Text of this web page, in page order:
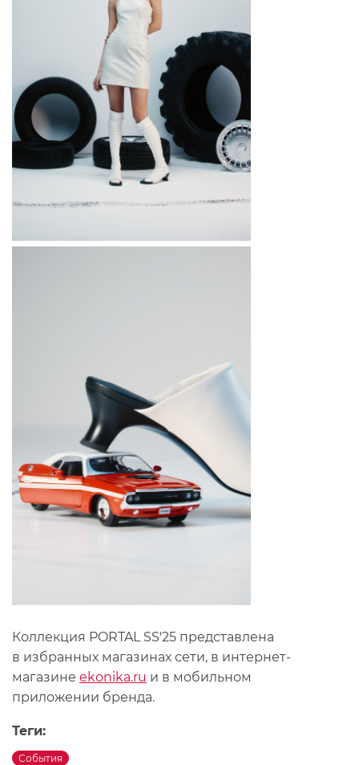
Коллекция PORTAL SS'25 представлена
в избранных магазинах сети, в интернет-
магазине ekonika.ru и в мобильном
приложении бренда.
Теги:
События